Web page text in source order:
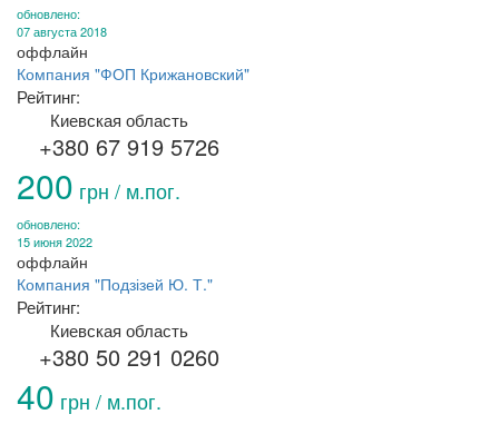
обновлено:
07 августа 2018
оффлайн
Компания "ФОП Крижановский"
Рейтинг:
Киевская область
+380 67 919 5726
200 грн / м.пог.
обновлено:
15 июня 2022
оффлайн
Компания "Подзізей Ю. Т."
Рейтинг:
Киевская область
+380 50 291 0260
40 грн / м.пог.